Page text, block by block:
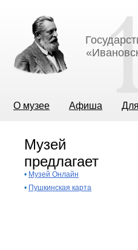
О музее Афиша
Музей
предлагает
• Музей Онлайн
• Пушкинская карта